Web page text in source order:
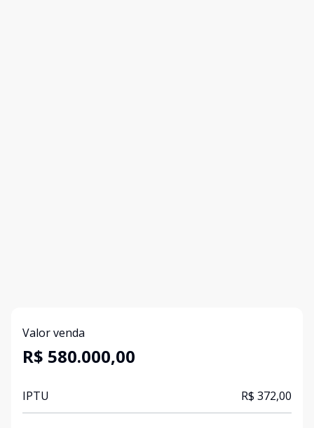
Valor venda
R$ 580.000,00
IPTU R$ 372,00